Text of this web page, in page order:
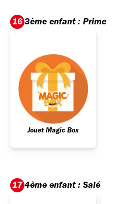
16 3ème enfant : Prime
Jouet Magic Box
17 4ème enfant : Salé